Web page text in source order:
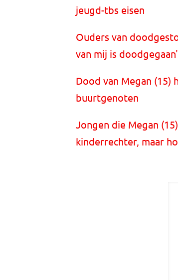
jeugd-tbs eisen
Ouders van
van mij is doodgegaan'
Dood van Megan
buurtgenoten
Jongen die Megan
kinderrechter, maar